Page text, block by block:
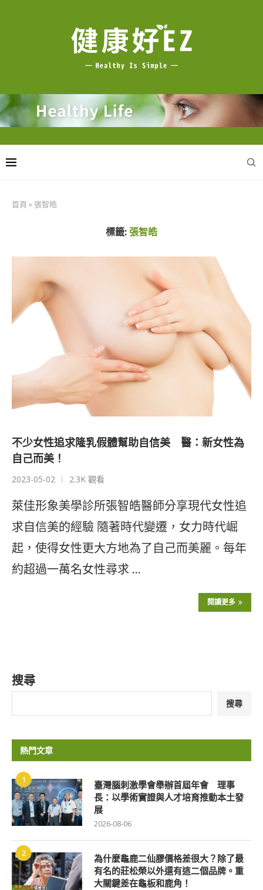
首頁 » 張智皓
標籤: 張智皓
不少女性追求隆乳假體幫助自信美 醫：新女性為
自己而美！
2023-05-02 2.3K 觀看
萊佳形象美學診所張智皓醫師分享現代女性追
求自信美的經驗 隨著時代變遷，女力時代崛
起，使得女性更大方地為了自己而美麗。每年
約超過一萬名女性尋求 …
閱讀更多
搜尋
搜尋
熱門文章
1
臺灣腦刺激學會舉辦首屆年會 理事
長：以學術實證與人才培育推動本土發
展
2026-08-06
2
為什麼龜鹿二仙膠價格差很大？除了最
有名的莊松榮以外還有這二個品牌。重
大關鍵差在龜板和鹿角！